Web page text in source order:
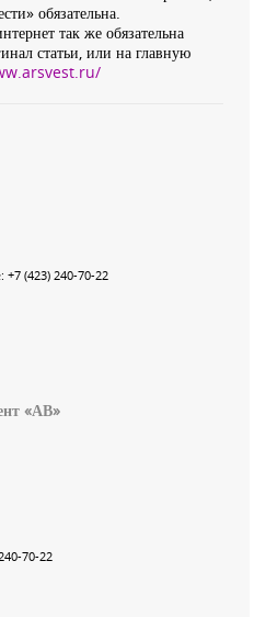
обязательна.
так же обязательна
статьи, или на главную
+7 (423) 240-70-22
«АВ»
70-22